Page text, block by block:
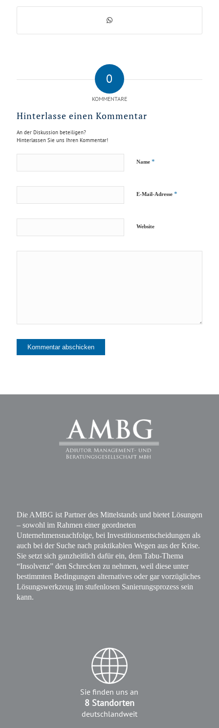
0
KOMMENTARE
Hinterlasse einen Kommentar
An der Diskussion beteiligen?
Hinterlassen Sie uns Ihren Kommentar!
Name *
E-Mail-Adresse *
Website
Die AMBG ist Partner des Mittelstands und bietet Lösungen
– sowohl im Rahmen einer geordneten
Unternehmensnachfolge, bei Investitionsentscheidungen als
auch bei der Suche nach praktikablen Wegen aus der Krise.
Sie setzt sich ganzheitlich dafür ein, dem Tabu-Thema
“Insolvenz” den Schrecken zu nehmen, weil diese unter
bestimmten Bedingungen alternatives oder gar vorzügliches
Lösungswerkzeug im stufenlosen Sanierungsprozess sein
kann.
Sie finden uns an
8 Standorten
deutschlandweit